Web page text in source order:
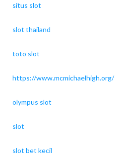
situs slot
slot thailand
toto slot
https://www.mcmichaelhigh.org/
olympus slot
slot
slot bet kecil